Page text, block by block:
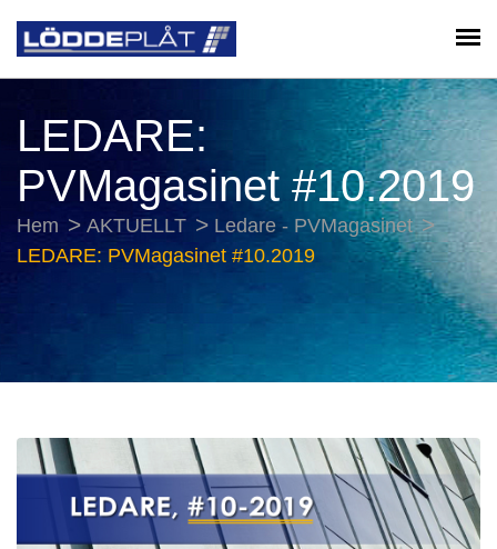
LEDARE:
PVMagasinet #10.2019
Hem AKTUELLT
Ledare - PVMagasinet
LEDARE: PVMagasinet #10.2019